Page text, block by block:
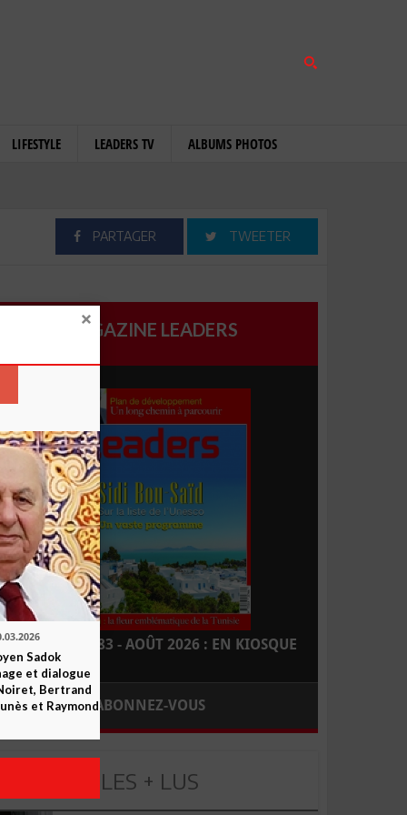
LIFESTYLE LEADERS TV ALBUMS PHOTOS
PARTAGER TWEETER
MAGAZINE LEADERS
LEADERS N° 183 - AOÛT 2026 : EN KIOSQUE
ABONNEZ-VOUS
LES + LUS
Sadok
et dialogue
Bertrand
et Raymond